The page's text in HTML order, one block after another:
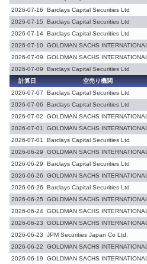
2026-07-16
Barclays Capital Securities Ltd
2026-07-15
Barclays Capital Securities Ltd
2026-07-14 Barclays Capital Securities Ltd
2026-07-10 GOLDMAN SACHS INTERNATIONAL
2026-07-09
GOLDMAN SACHS INTERNATIONAL
2026-07-09
Barclays Capital Securities Ltd
計算日
空売り機関
2026-07-07
Barclays Capital Securities Ltd
2026-07-06
Barclays Capital Securities Ltd
2026-07-02
GOLDMAN SACHS INTERNATIONAL
2026-07-01
GOLDMAN SACHS INTERNATIONAL
2026-07-01
Barclays Capital Securities Ltd
2026-06-29
GOLDMAN SACHS INTERNATIONAL
2026-06-29
Barclays Capital Securities Ltd
2026-06-26
GOLDMAN SACHS INTERNATIONAL
2026-06-26
Barclays Capital Securities Ltd
2026-06-25
GOLDMAN SACHS INTERNATIONAL
2026-06-24 GOLDMAN SACHS INTERNATIONAL
2026-06-23
GOLDMAN SACHS INTERNATIONAL
2026-06-23
JPM Securities Japan Co Ltd.
2026-06-22
GOLDMAN SACHS INTERNATIONAL
2026-06-19
GOLDMAN SACHS INTERNATIONAL